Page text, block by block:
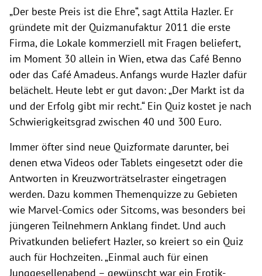
„Der beste Preis ist die Ehre“, sagt Attila Hazler. Er
gründete mit der Quizmanufaktur 2011 die erste
Firma, die Lokale kommerziell mit Fragen beliefert,
im Moment 30 allein in Wien, etwa das Café Benno
oder das Café Amadeus. Anfangs wurde Hazler dafür
belächelt. Heute lebt er gut davon: „Der Markt ist da
und der Erfolg gibt mir recht.“ Ein Quiz kostet je nach
Schwierigkeitsgrad zwischen 40 und 300 Euro.
Immer öfter sind neue Quizformate darunter, bei
denen etwa Videos oder Tablets eingesetzt oder die
Antworten in Kreuzworträtselraster eingetragen
werden. Dazu kommen Themenquizze zu Gebieten
wie Marvel-Comics oder Sitcoms, was besonders bei
jüngeren Teilnehmern Anklang findet. Und auch
Privatkunden beliefert Hazler, so kreiert so ein Quiz
auch für Hochzeiten. „Einmal auch für einen
Junggesellenabend – gewünscht war ein Erotik-